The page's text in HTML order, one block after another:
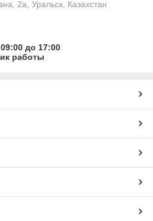
2а, Уральск, Казахстан
до 17:00
работы